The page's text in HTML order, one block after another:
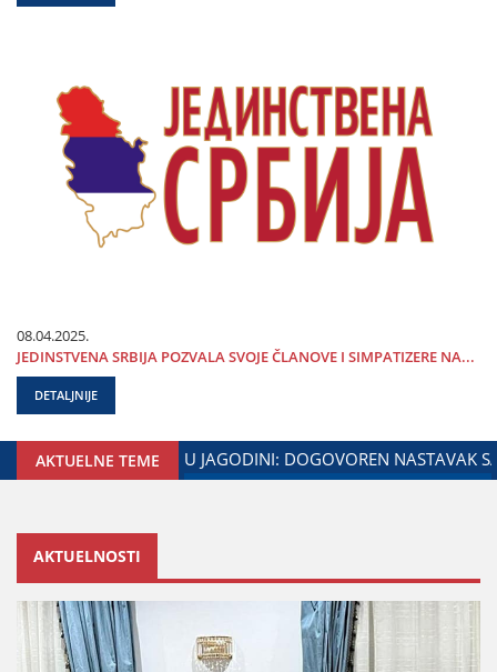
08.04.2025.
ЈEDINSTVENA SRBIЈA POZVALA SVOЈE ČLANOVE I SIMPATIZERE NA...
DETALJNIJE
AKTUELNE TEME
ZADUŽENOG ZA ODNOSE SA DIЈASPOROM DALIBOR
AKTUELNOSTI